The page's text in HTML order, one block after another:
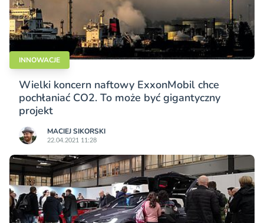
INNOWACJE
Wielki koncern naftowy ExxonMobil chce
pochłaniać CO2. To może być gigantyczny
projekt
MACIEJ SIKORSKI
22.04.2021 11:28